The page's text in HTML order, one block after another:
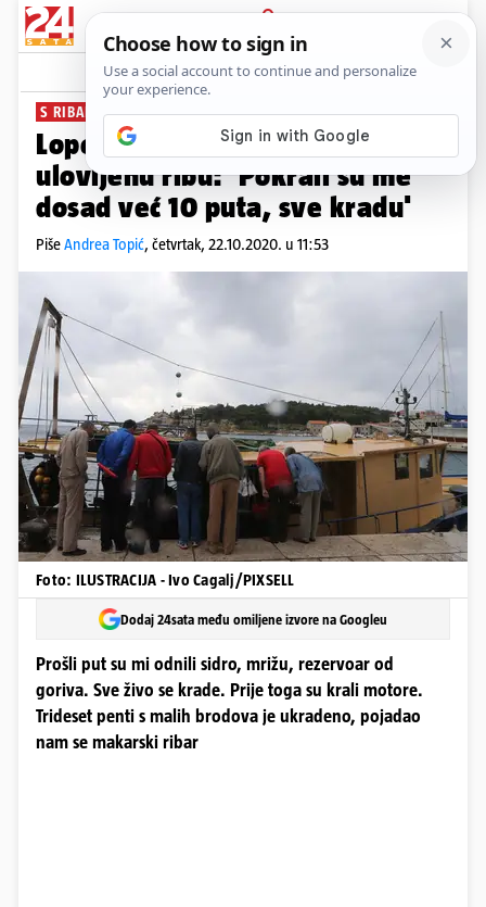
PRIJAVA
News Komentari
S RIBARICE U MAKARSKOJ
Lopovi mu s broda ukrali svu
ulovljenu ribu: 'Pokrali su me
dosad već 10 puta, sve kradu'
PišeAndrea Topić, četvrtak, 22.10.2020. u 11:53
Foto: ILUSTRACIJA - Ivo Cagalj/PIXSELL
Dodaj 24sata među omiljene izvore na Googleu
Prošli put su mi odnili sidro, mrižu, rezervoar od
goriva. Sve živo se krade. Prije toga su krali motore.
Trideset penti s malih brodova je ukradeno, pojadao
nam se makarski ribar